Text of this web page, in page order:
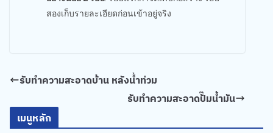
สองเก็บรายละเอียดก่อนเข้าอยู่จริง
รับทำความสะอาดบ้าน หลังน้ำท่วม
รับทำความสะอาดปั๊มน้ำมัน
เมนูหลัก